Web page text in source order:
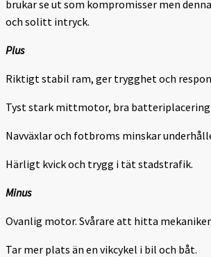
brukar se ut som kompromisser men
och solitt intryck.
Plus
Riktigt stabil ram, ger trygghet och
Tyst stark mittmotor, bra batteriplacering
Navväxlar och fotbroms minskar
Härligt kvick och trygg i tät stadstrafik.
Minus
Ovanlig motor. Svårare att hitta mekaniker.
Tar mer plats än en vikcykel i bil och båt.